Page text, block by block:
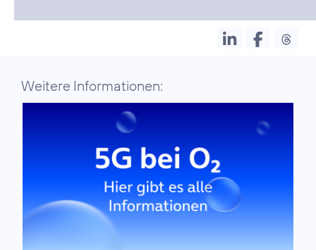
Weitere Informationen: